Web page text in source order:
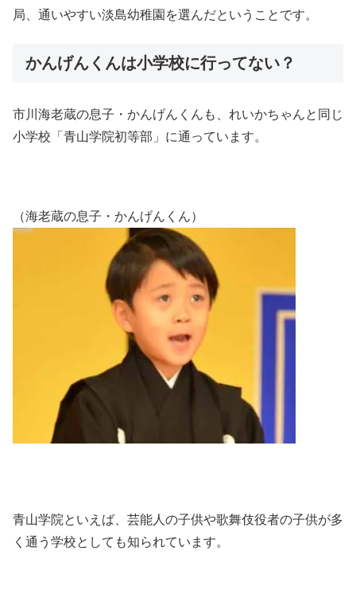
局、通いやすい淡島幼稚園を選んだということです。
かんげんくんは小学校に行ってない？
市川海老蔵の息子・かんげんくんも、れいかちゃんと同じ
小学校「青山学院初等部」に通っています。
（海老蔵の息子・かんげんくん）
青山学院といえば、芸能人の子供や歌舞伎役者の子供が多
く通う学校としても知られています。